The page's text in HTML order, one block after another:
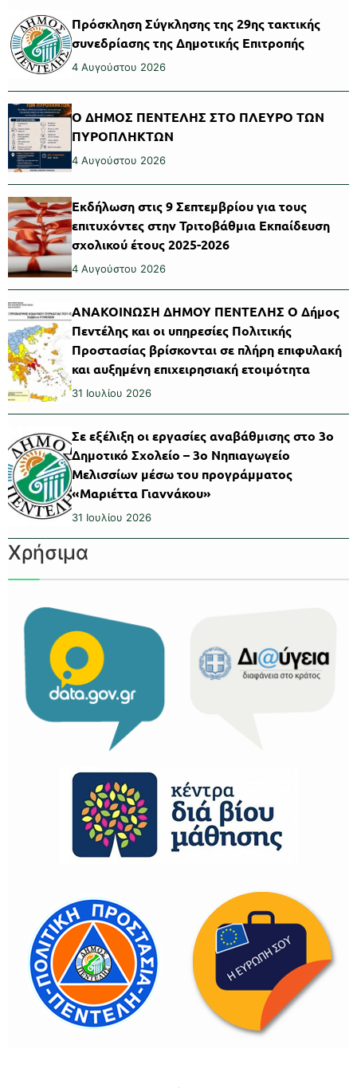
Πρόσκληση Σύγκλησης της 29ης τακτικής
συνεδρίασης της Δημοτικής Επιτροπής
4 Αυγούστου 2026
Ο ΔΗΜΟΣ ΠΕΝΤΕΛΗΣ ΣΤΟ ΠΛΕΥΡΟ ΤΩΝ
ΠΥΡΟΠΛΗΚΤΩΝ
4 Αυγούστου 2026
Εκδήλωση στις 9 Σεπτεμβρίου για τους
επιτυχόντες στην Τριτοβάθμια Εκπαίδευση
σχολικού έτους 2025-2026
4 Αυγούστου 2026
ΑΝΑΚΟΙΝΩΣΗ ΔΗΜΟΥ ΠΕΝΤΕΛΗΣ Ο Δήμος
Πεντέλης και οι υπηρεσίες Πολιτικής
Προστασίας βρίσκονται σε πλήρη επιφυλακή
και αυξημένη επιχειρησιακή ετοιμότητα
31 Ιουλίου 2026
Σε εξέλιξη οι εργασίες αναβάθμισης στο 3ο
Δημοτικό Σχολείο – 3ο Νηπιαγωγείο
Μελισσίων μέσω του προγράμματος
«Μαριέττα Γιαννάκου»
31 Ιουλίου 2026
Χρήσιμα